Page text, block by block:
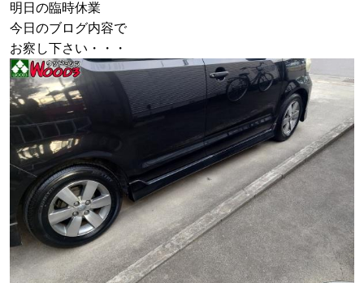
明日の臨時休業
今日のブログ内容で
お察し下さい・・・